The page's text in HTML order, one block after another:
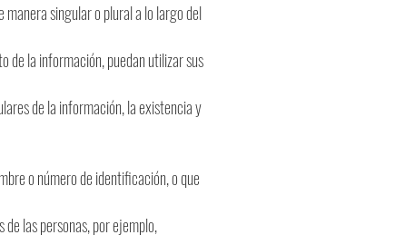
manera singular o plural a lo largo del
de la información, puedan utilizar sus
de la información, la existencia y
o número de identificación, o que
las personas, por ejemplo,